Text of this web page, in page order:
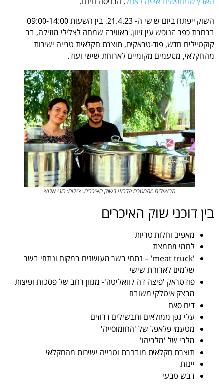
השוק ייפתח ביום שישי ה- 21.4.23, בין השעות 09:00-14:00
ברחבת כפר הנופש עין זיוון, באווירה שמחה לצלילי מוזיקה, בר
קוקטיילים חדש, פוד-טראקים, תוצרת חקלאית טרייה ישירות
מהחקלאי, מטעמים מקומיים לארוחת שישי ועוד.
תבשילים מהמטבח הדרוזי בשוק האיכרים. צילום: רוני אלוש
בין דוכני שוק האיכרים
מאפים וחלות טריות
לחמי מחמצת
'meat truck' – נתחי בשר מעושנים במקום ונתחי בשר
שלמים לארוחת שישי
פודטראק 'פיצה דה קוואליטה'- מגוון רחב של פסטות ופיצות
מבצק איטלקי משובח
דים סאם
עלי גפן ממולאים ותבשילים דרוזים
מטעמי פלאפל של 'החומוסייה'
מלבי של 'מלביהו'
תוצרת חקלאית מובחרת וטרייה ישירות מהחקלאי
יינות
דבש טבעי